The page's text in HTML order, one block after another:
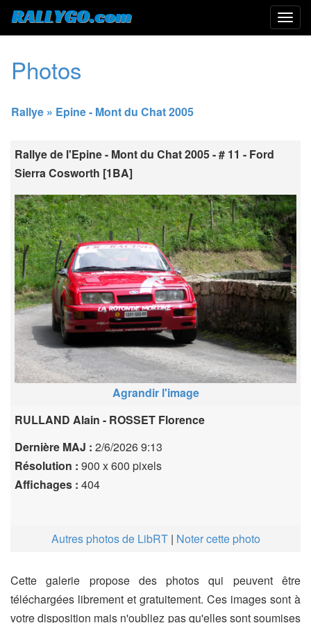
Photos
Rallye » Epine - Mont du Chat 2005
Rallye de l'Epine - Mont du Chat 2005 - # 11 - Ford
Sierra Cosworth [1BA]
Agrandir l'image
RULLAND Alain - ROSSET Florence
Dernière MAJ : 2/6/2026 9:13
Résolution : 900 x 600 pixels
Affichages : 404
Autres photos de LibRT| Noter cette photo
Cette galerie propose des photos qui peuvent être
téléchargées librement et gratuitement. Ces images sont à
votre disposition mais n'oubliez pas qu'elles sont soumises